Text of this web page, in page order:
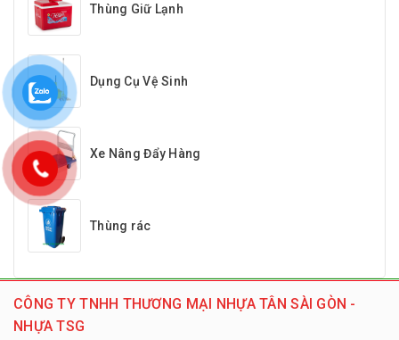
Thùng Giữ Lạnh
Dụng Cụ Vệ Sinh
Xe Nâng Đẩy Hàng
Thùng rác
CÔNG TY TNHH THƯƠNG MẠI NHỰA TÂN SÀI GÒN -
NHỰA TSG